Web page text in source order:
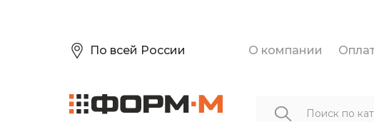
По всей России О компании